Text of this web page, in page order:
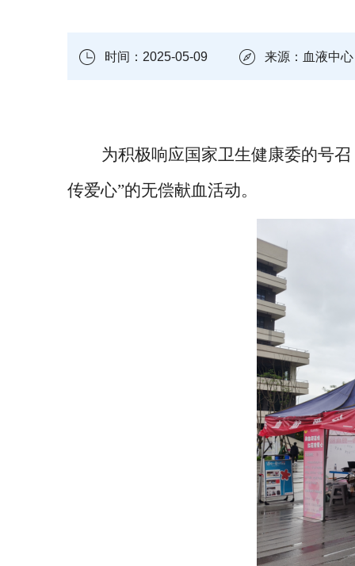
时间：2025-05-09 来源：血液中心
为积极响应国家卫生健康委的号召
传爱心”的无偿献血活动。